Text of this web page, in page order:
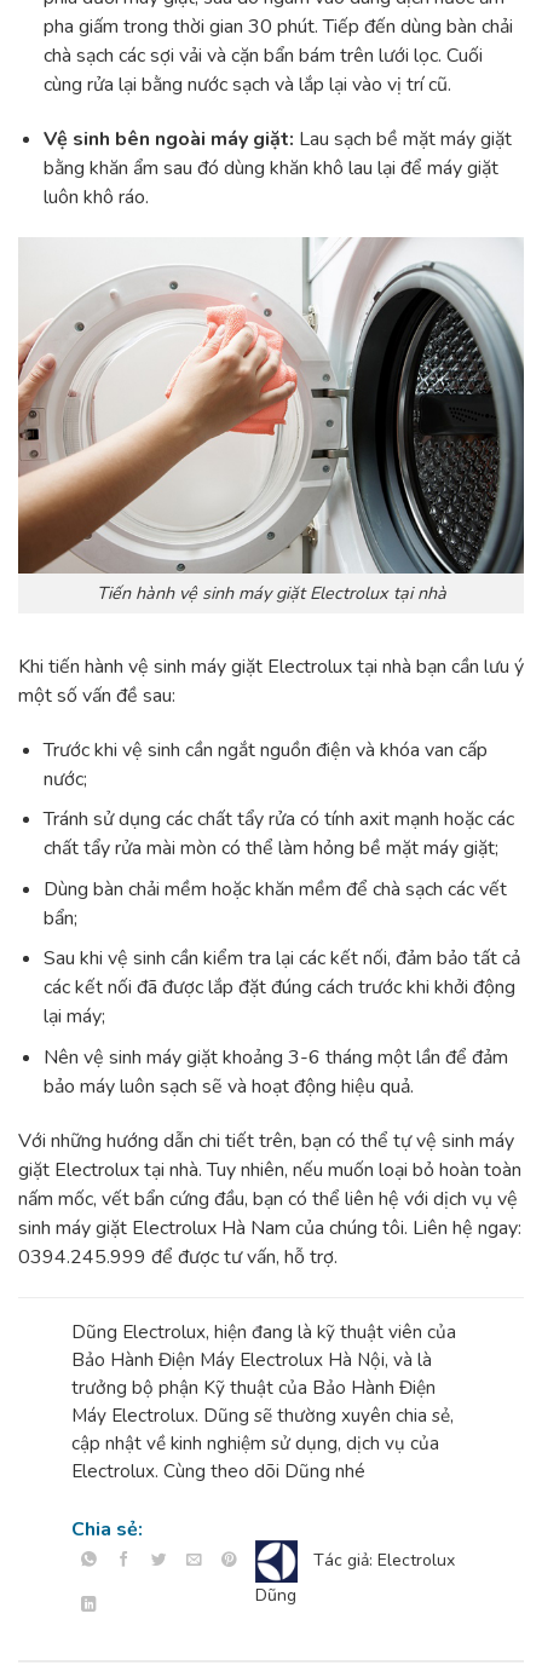
pha giấm trong thời gian 30 phút. Tiếp đến dùng bàn chải
chà sạch các sợi vải và cặn bẩn bám trên lưới lọc. Cuối
cùng rửa lại bằng nước sạch và lắp lại vào vị trí cũ.
Vệ sinh bên ngoài máy giặt: Lau sạch bề mặt máy giặt
bằng khăn ẩm sau đó dùng khăn khô lau lại để máy giặt
luôn khô ráo.
Tiến hành vệ sinh máy giặt Electrolux tại nhà
Khi tiến hành vệ sinh máy giặt Electrolux tại nhà bạn cần lưu ý
một số vấn đề sau:
Trước khi vệ sinh cần ngắt nguồn điện và khóa van cấp
nước;
Tránh sử dụng các chất tẩy rửa có tính axit mạnh hoặc các
chất tẩy rửa mài mòn có thể làm hỏng bề mặt máy giặt;
Dùng bàn chải mềm hoặc khăn mềm để chà sạch các vết
bẩn;
Sau khi vệ sinh cần kiểm tra lại các kết nối, đảm bảo tất cả
các kết nối đã được lắp đặt đúng cách trước khi khởi động
lại máy;
Nên vệ sinh máy giặt khoảng 3-6 tháng một lần để đảm
bảo máy luôn sạch sẽ và hoạt động hiệu quả.
Với những hướng dẫn chi tiết trên, bạn có thể tự vệ sinh máy
giặt Electrolux tại nhà. Tuy nhiên, nếu muốn loại bỏ hoàn toàn
nấm mốc, vết bẩn cứng đầu, bạn có thể liên hệ với dịch vụ vệ
sinh máy giặt Electrolux Hà Nam của chúng tôi. Liên hệ ngay:
0394.245.999 để được tư vấn, hỗ trợ.
Dũng Electrolux, hiện đang là kỹ thuật viên của
Bảo Hành Điện Máy Electrolux Hà Nội, và là
trưởng bộ phận Kỹ thuật của Bảo Hành Điện
Máy Electrolux. Dũng sẽ thường xuyên chia sẻ,
cập nhật về kinh nghiệm sử dụng, dịch vụ của
Electrolux. Cùng theo dõi Dũng nhé
Chia sẻ:
Tác giả: Electrolux
Dũng